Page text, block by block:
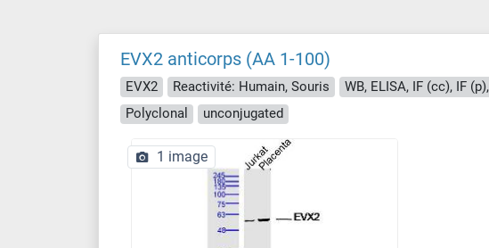
EVX2 anticorps (AA 1-100)
EVX2 Reactivité: Humain, Souris WB, ELISA, IF (cc), IF
Polyclonal
unconjugated
1 image